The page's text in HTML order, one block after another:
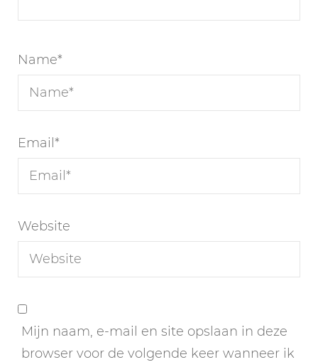
Name*
Email*
Website
Mijn naam, e-mail en site opslaan in deze
browser voor de volgende keer wanneer ik